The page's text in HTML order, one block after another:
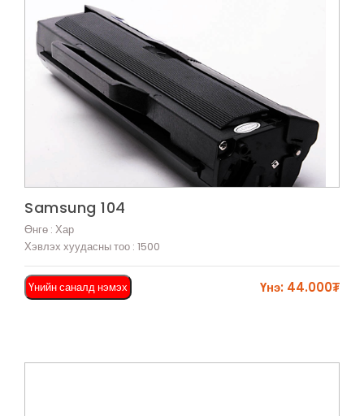
Samsung 104
Өнгө : Хар
Хэвлэх хуудасны тоо : 1500
Үнийн саналд нэмэх Үнэ: 44.000₮